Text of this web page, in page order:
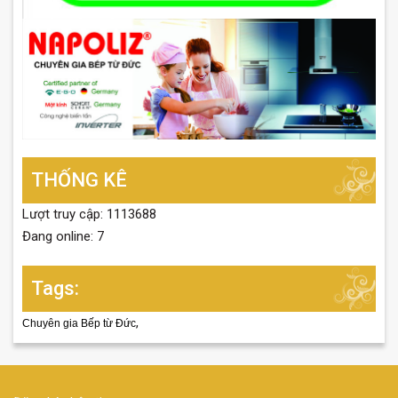
THỐNG KÊ
Lượt truy cập: 1113688
Đang online: 7
Tags:
Chuyên gia Bếp từ Đức,